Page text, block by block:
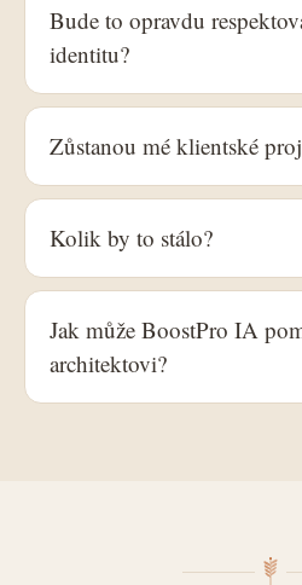
Bude to opravdu
identitu?
Zůstanou mé klientské
Kolik by to stálo?
Jak může BoostPro IA
architektovi?